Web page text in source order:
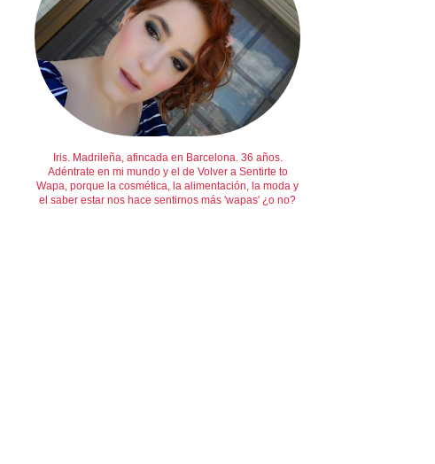
Iris. Madrileña, afincada en Barcelona. 36 años.
Adéntrate en mi mundo y el de Volver a Sentirte to
Wapa, porque la cosmética, la alimentación, la moda y
el saber estar nos hace sentirnos más 'wapas' ¿o no?